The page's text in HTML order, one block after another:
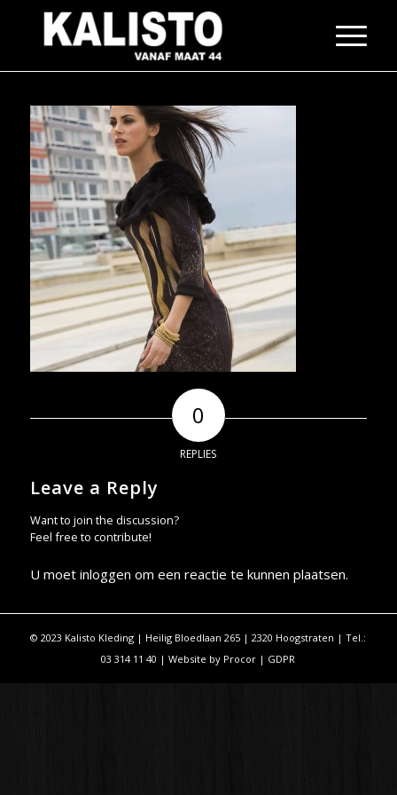
0
REPLIES
Leave a Reply
Want to join the discussion?
Feel free to contribute!
U moet inloggen om een reactie te kunnen plaatsen.
© 2023 Kalisto Kleding | Heilig Bloedlaan 265 | 2320 Hoogstraten | Tel.:
03 314 11 40 | Website by Procor | GDPR